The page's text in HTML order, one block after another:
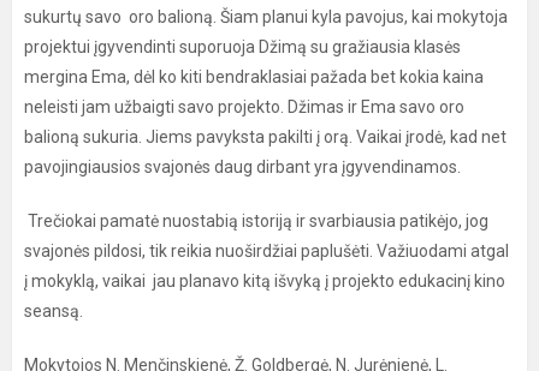
sukurtų savo oro balioną. Šiam planui kyla pavojus, kai mokytoja
projektui įgyvendinti suporuoja Džimą su gražiausia klasės
mergina Ema, dėl ko kiti bendraklasiai pažada bet kokia kaina
neleisti jam užbaigti savo projekto. Džimas ir Ema savo oro
balioną sukuria. Jiems pavyksta pakilti į orą. Vaikai įrodė, kad net
pavojingiausios svajonės daug dirbant yra įgyvendinamos.
Trečiokai pamatė nuostabią istoriją ir svarbiausia patikėjo, jog
svajonės pildosi, tik reikia nuoširdžiai paplušėti. Važiuodami atgal
į mokyklą, vaikai jau planavo kitą išvyką į projekto edukacinį kino
seansą.
Mokytojos N. Menčinskienė, Ž. Goldbergė, N. Jurėnienė, L.